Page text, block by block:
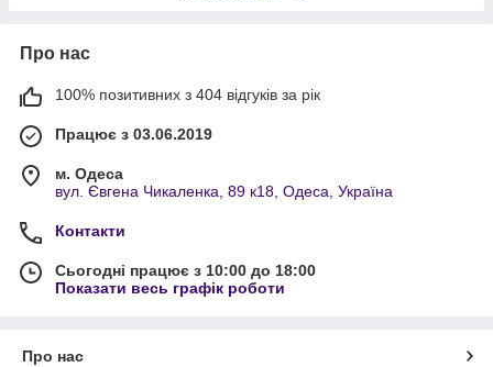
Про нас
100% позитивних з 404 відгуків за рік
Працює з 03.06.2019
м. Одеса
вул. Євгена Чикаленка, 89 к18, Одеса, Україна
Контакти
Сьогодні працює з 10:00 до 18:00
Показати весь графік роботи
Про нас